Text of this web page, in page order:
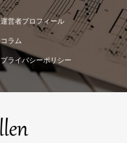
運営者プロフィール
コラム
プライバシーポリシー